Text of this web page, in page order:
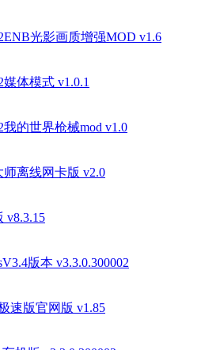
光影画质增强MOD v1.6
体模式 v1.0.1
的世界枪械mod v1.0
师离线网卡版 v2.0
v8.3.15
版本 v3.3.0.300002
速版官网版 v1.85